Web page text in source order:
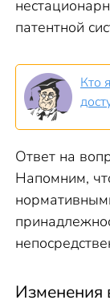
патентной
Кто
Ответ на
Напомним,
Изменения